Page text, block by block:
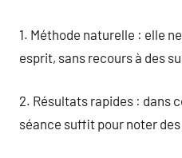
1. Méthode naturelle : elle
esprit, sans recours à des
2. Résultats rapides : dans
séance suffit pour noter